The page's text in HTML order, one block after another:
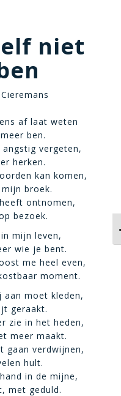
niet
af laat weten
ben.
vergeten,
herken.
kan komen,
broek.
ontnomen,
bezoek.
mijn leven,
wie je bent.
me heel even,
moment.
moet kleden,
geraakt.
zie in het heden,
meer maakt.
gaan verdwijnen,
hult.
in de mijne,
met geduld.